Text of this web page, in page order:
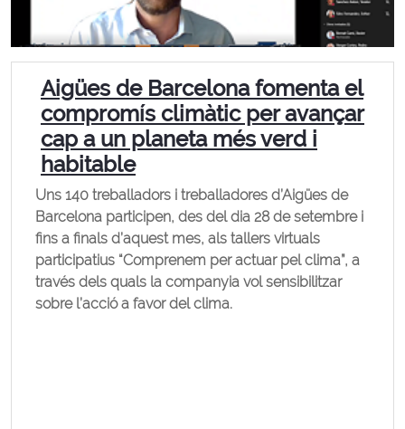
Aigües de Barcelona fomenta el
compromís climàtic per avançar
cap a un planeta més verd i
habitable
Uns 140 treballadors i treballadores d’Aigües de
Barcelona participen, des del dia 28 de setembre i
fins a finals d’aquest mes, als tallers virtuals
participatius “Comprenem per actuar pel clima”, a
través dels quals la companyia vol sensibilitzar
sobre l’acció a favor del clima.